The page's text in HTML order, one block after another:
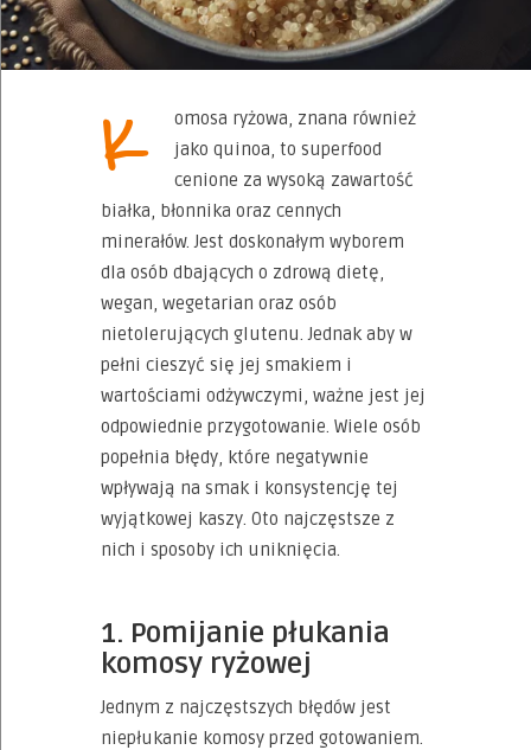
K
omosa ryżowa, znana również
jako quinoa, to superfood
cenione za wysoką zawartość
białka, błonnika oraz cennych
minerałów. Jest doskonałym wyborem
dla osób dbających o zdrową dietę,
wegan, wegetarian oraz osób
nietolerujących glutenu. Jednak aby w
pełni cieszyć się jej smakiem i
wartościami odżywczymi, ważne jest jej
odpowiednie przygotowanie. Wiele osób
popełnia błędy, które negatywnie
wpływają na smak i konsystencję tej
wyjątkowej kaszy. Oto najczęstsze z
nich i sposoby ich uniknięcia.
1. Pomijanie płukania
komosy ryżowej
Jednym z najczęstszych błędów jest
niepłukanie komosy przed gotowaniem.